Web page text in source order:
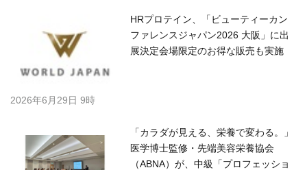
HRプロテイン、「ビューティーカン
ファレンスジャパン2026 大阪」に出
展決定会場限定のお得な販売も実施
2026年6月29日 9時
「カラダが見える、栄養で変わる。」
医学博士監修・先端美容栄養協会
（ABNA）が、中級「プロフェッショ